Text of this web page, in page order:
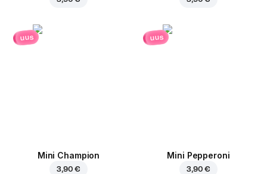
uus
Mini Champion
3,90 €
uus
Mini Pepperoni
3,90 €